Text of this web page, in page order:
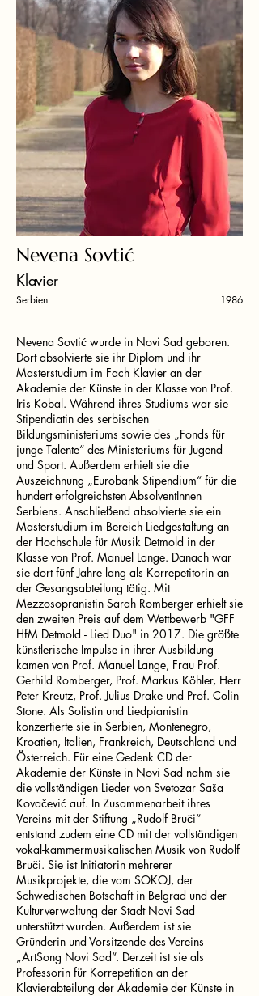
Nevena Sovtić
Klavier
Serbien 1986
Nevena Sovtić wurde in Novi Sad geboren.
Dort absolvierte sie ihr Diplom und ihr
Masterstudium im Fach Klavier an der
Akademie der Künste in der Klasse von Prof.
Iris Kobal. Während ihres Studiums war sie
Stipendiatin des serbischen
Bildungsministeriums sowie des „Fonds für
junge Talente“ des Ministeriums für Jugend
und Sport. Außerdem erhielt sie die
Auszeichnung „Eurobank Stipendium“ für die
hundert erfolgreichsten AbsolventInnen
Serbiens. Anschließend absolvierte sie ein
Masterstudium im Bereich Liedgestaltung an
der Hochschule für Musik Detmold in der
Klasse von Prof. Manuel Lange. Danach war
sie dort fünf Jahre lang als Korrepetitorin an
der Gesangsabteilung tätig. Mit
Mezzosopranistin Sarah Romberger erhielt sie
den zweiten Preis auf dem Wettbewerb "GFF
HfM Detmold - Lied Duo" in 2017. Die größte
künstlerische Impulse in ihrer Ausbildung
kamen von Prof. Manuel Lange, Frau Prof.
Gerhild Romberger, Prof. Markus Köhler, Herr
Peter Kreutz, Prof. Julius Drake und Prof. Colin
Stone. Als Solistin und Liedpianistin
konzertierte sie in Serbien, Montenegro,
Kroatien, Italien, Frankreich, Deutschland und
Österreich. Für eine Gedenk CD der
Akademie der Künste in Novi Sad nahm sie
die vollständigen Lieder von Svetozar Saša
Kovačević auf. In Zusammenarbeit ihres
Vereins mit der Stiftung „Rudolf Bruči“
entstand zudem eine CD mit der vollständigen
vokal-kammermusikalischen Musik von Rudolf
Bruči. Sie ist Initiatorin mehrerer
Musikprojekte, die vom SOKOJ, der
Schwedischen Botschaft in Belgrad und der
Kulturverwaltung der Stadt Novi Sad
unterstützt wurden. Außerdem ist sie
Gründerin und Vorsitzende des Vereins
„ArtSong Novi Sad“. Derzeit ist sie als
Professorin für Korrepetition an der
Klavierabteilung der Akademie der Künste in